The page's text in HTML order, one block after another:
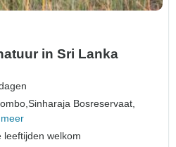
in Sri Lanka
Sinharaja Bosreservaat,
leeftijden welkom